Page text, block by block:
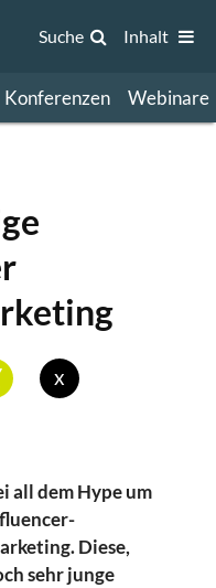
Konferenzen Webinare
Suche Inhalt
x
all dem Hype um
Diese,
sehr junge